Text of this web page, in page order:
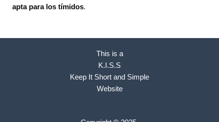
apta para los tímidos.
This is a
K.I.S.S
Keep It Short and Simple
Website